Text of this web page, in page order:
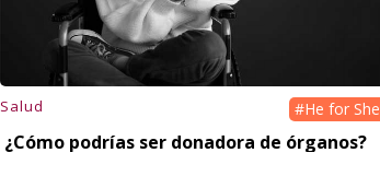
Salud #He for She
¿Cómo podrías ser donadora de órganos?